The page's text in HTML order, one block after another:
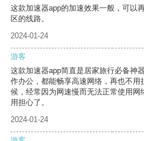
这款加速器app的加速效果一般，可以
区的线路。
2024-01-24
游客
这款加速器app简直是居家旅行必备神
作办公，都能畅享高速网络，再也不
候，经常因为网速慢而无法正常使用网
用担心了。
2024-01-24